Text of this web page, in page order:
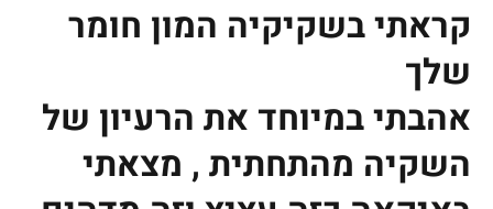
קראתי בשקיקיה המון חומר
שלך
אהבתי במיוחד את הרעיון של
השקיה מהתחתית , מצאתי